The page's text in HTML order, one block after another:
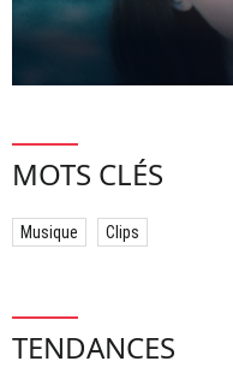
MOTS CLÉS
Musique Clips
TENDANCES